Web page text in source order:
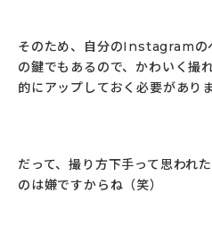
そのため、自分のInstagramの
の鍵でもあるので、かわいく撮
的にアップしておく必要があり
だって、撮り方下手って思われ
のは嫌ですからね（笑）